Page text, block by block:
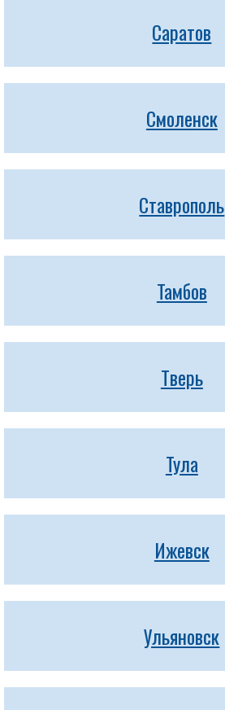
Саратов
Смоленск
Ставрополь
Тамбов
Тверь
Тула
Ижевск
Ульяновск